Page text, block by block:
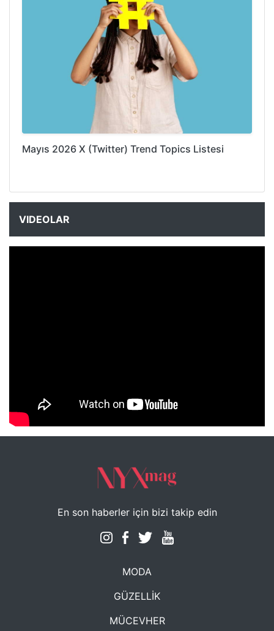
Mayıs 2026 X (Twitter) Trend Topics Listesi
VIDEOLAR
NYXmag 2. Yaş Kutlama Etkinliği
En son haberler için bizi takip edin
MODA
GÜZELLİK
MÜCEVHER